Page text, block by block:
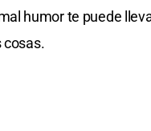
humor te puede
cosas.